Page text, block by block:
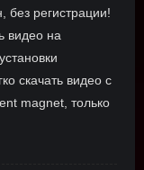
без регистрации!
видео на
скачать видео с
magnet, только